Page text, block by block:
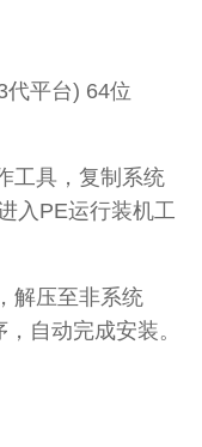
平台) 64位
具，复制系统
入PE运行装机工
压至非系统
自动完成安装。